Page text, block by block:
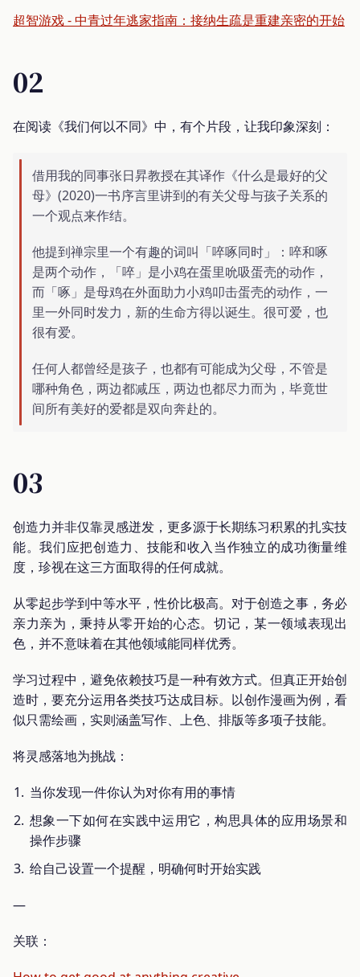
超智游戏 - 中青过年逃家指南：接纳生疏是重建亲密的开始
02
在阅读《我们何以不同》中，有个片段，让我印象深刻：
借用我的同事张日昇教授在其译作《什么是最好的父
母》(2020)一书序言里讲到的有关父母与孩子关系的
一个观点来作结。
他提到禅宗里一个有趣的词叫「啐啄同时」：啐和啄
是两个动作，「啐」是小鸡在蛋里吮吸蛋壳的动作，
而「啄」是母鸡在外面助力小鸡叩击蛋壳的动作，一
里一外同时发力，新的生命方得以诞生。很可爱，也
很有爱。
任何人都曾经是孩子，也都有可能成为父母，不管是
哪种角色，两边都减压，两边也都尽力而为，毕竟世
间所有美好的爱都是双向奔赴的。
03
创造力并非仅靠灵感迸发，更多源于长期练习积累的扎实技
能。我们应把创造力、技能和收入当作独立的成功衡量维
度，珍视在这三方面取得的任何成就。
从零起步学到中等水平，性价比极高。对于创造之事，务必
亲力亲为，秉持从零开始的心态。切记，某一领域表现出
色，并不意味着在其他领域能同样优秀。
学习过程中，避免依赖技巧是一种有效方式。但真正开始创
造时，要充分运用各类技巧达成目标。以创作漫画为例，看
似只需绘画，实则涵盖写作、上色、排版等多项子技能。
将灵感落地为挑战：
当你发现一件你认为对你有用的事情
想象一下如何在实践中运用它，构思具体的应用场景和
操作步骤
给自己设置一个提醒，明确何时开始实践
—
关联：